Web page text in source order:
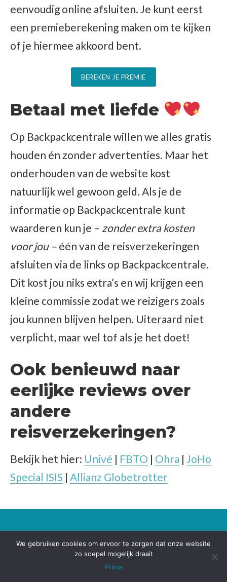
eenvoudig online afsluiten. Je kunt eerst
een premieberekening maken om te kijken
of je hiermee akkoord bent.
BEREKEN JE PREMIE
Betaal met liefde
Op Backpackcentrale willen we alles gratis
houden én zonder advertenties. Maar het
onderhouden van de website kost
natuurlijk wel gewoon geld. Als je de
informatie op Backpackcentrale kunt
waarderen kun je – zonder extra kosten
voor jou – één van de reisverzekeringen
afsluiten via de links op Backpackcentrale.
Dit kost jou niks extra’s en wij krijgen een
kleine commissie zodat we reizigers zoals
jou kunnen blijven helpen. Uiteraard niet
verplicht, maar wel tof als je het doet!
Ook benieuwd naar
eerlijke reviews over
andere
reisverzekeringen?
Bekijk het hier: Univé | FBTO | Ohra | JoHo
Special ISIS | Allianz Globetrotter
BESTEMMINGEN
Australië
We gebruiken cookies om ervoor te zorgen dat onze website
zo soepel mogelijk draait
Prima